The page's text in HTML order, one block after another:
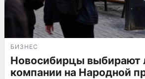
БИЗНЕС
Новосибирцы выбирают
компании на Народной